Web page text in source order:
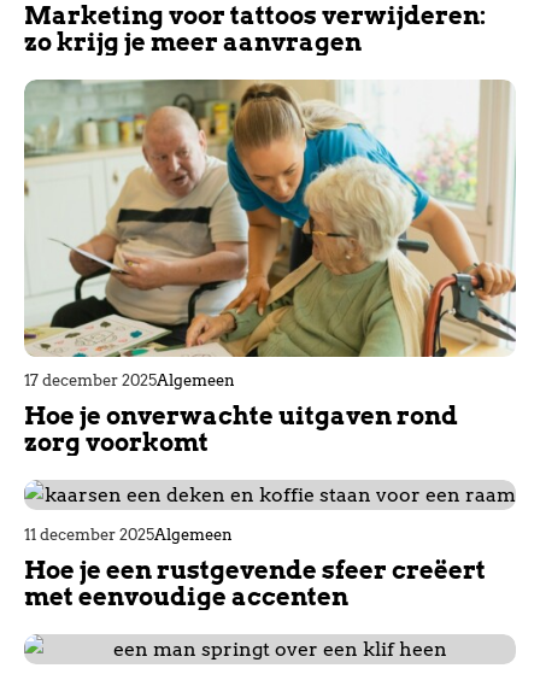
Marketing voor tattoos verwijderen:
zo krijg je meer aanvragen
17 december 2025Algemeen
Hoe je onverwachte uitgaven rond
zorg voorkomt
11 december 2025Algemeen
Hoe je een rustgevende sfeer creëert
met eenvoudige accenten